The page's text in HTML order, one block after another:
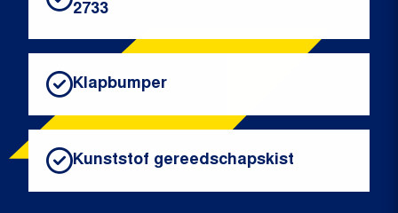
2733
Klapbumper
Kunststof gereedschapskist